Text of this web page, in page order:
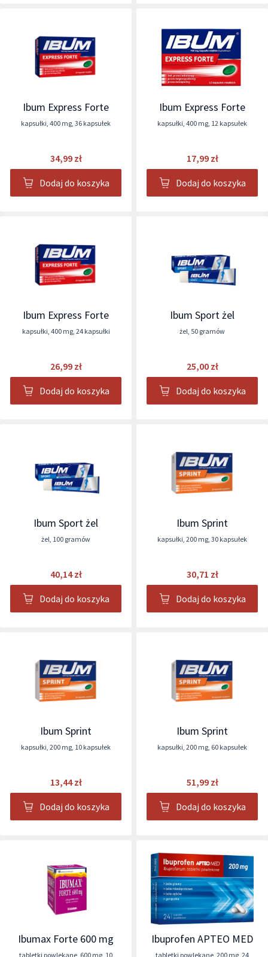
Ibum Express Forte
kapsułki, 400 mg, 36 kapsułek
34,99 zł
Dodaj do koszyka
Ibum Express Forte
kapsułki, 400 mg, 12 kapsułek
17,99 zł
Dodaj do koszyka
Ibum Express Forte
kapsułki, 400 mg, 24 kapsułki
26,99 zł
Dodaj do koszyka
Ibum Sport żel
żel, 50 gramów
25,00 zł
Dodaj do koszyka
Ibum Sport żel
żel, 100 gramów
40,14 zł
Dodaj do koszyka
Ibum Sprint
kapsułki, 200 mg, 30 kapsułek
30,71 zł
Dodaj do koszyka
Ibum Sprint
kapsułki, 200 mg, 10 kapsułek
13,44 zł
Dodaj do koszyka
Ibum Sprint
kapsułki, 200 mg, 60 kapsułek
51,99 zł
Dodaj do koszyka
Ibumax Forte 600 mg
tabletki powlekane 600 mg 10
Ibuprofen APTEO MED
tabletki powlekane 200 mg 24